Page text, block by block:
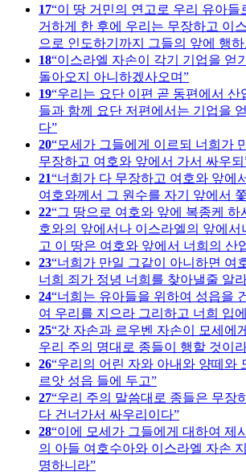
17 이 땅 거민의 연고로 우리 유아들
거하게 한 후에 우리는 무장하고 이
으로 인도하기까지 그들의 앞에 행하
18 이스라엘 자손이 각기 기업을 얻
돌아오지 아니하겠사오며
19 우리는 요단 이편 곧 동편에서 산
들과 함께 요단 저편에서는 기업을
다
20 모세가 그들에게 이르되 너희가
무장하고 여호와 앞에서 가서 싸우되
21 너희가 다 무장하고 여호와 앞에
여호와께서 그 원수를 자기 앞에서
22 그 땅으로 여호와 앞에 복종케 하
호와의 앞에서나 이스라엘의 앞에서
고 이 땅은 여호와 앞에서 너희의 산
23 너희가 만일 그같이 아니하면 여
너희 죄가 정녕 너희를 찾아낼줄 알
24 너희는 유아들을 위하여 성읍을
여 우리를 지으라 그리하고 너희 입
25 갓 자손과 르우벤 자손이 모세에
우리 주의 명대로 종들이 행할 것이
26 우리의 어린 자와 아내와 양떼와
르앗 성읍 들에 두고
27 우리 주의 말씀대로 종들은 무장
다 건너가서 싸우리이다
28 이에 모세가 그들에게 대하여 제
의 아들 여호수아와 이스라엘 자손
명하니라